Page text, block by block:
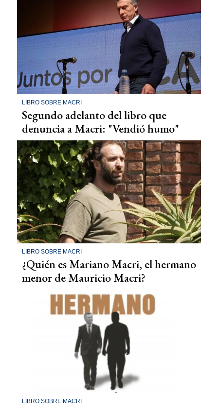
LIBRO SOBRE MACRI
Segundo adelanto del libro que
denuncia a Macri: "Vendió humo"
LIBRO SOBRE MACRI
¿Quién es Mariano Macri, el hermano
menor de Mauricio Macri?
LIBRO SOBRE MACRI